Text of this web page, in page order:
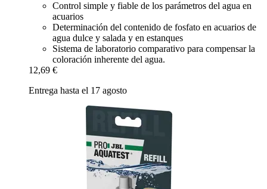
Control simple y fiable de los parámetros del agua en
acuarios
Determinación del contenido de fosfato en acuarios de
agua dulce y salada y en estanques
Sistema de laboratorio comparativo para compensar la
coloración inherente del agua.
12,69 €
Entrega hasta el 17 agosto